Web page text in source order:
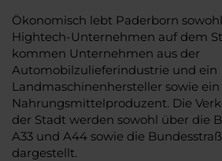
Ökonomisch lebt Paderborn
Hightech-Unternehmen auf dem
kommen Unternehmen aus der
Automobilzulieferindustrie und ein
Landmaschinenhersteller sowie ein
Nahrungsmittelproduzent. Die
der Stadt werden sowohl über die
A33 und A44 sowie die
dargestellt.